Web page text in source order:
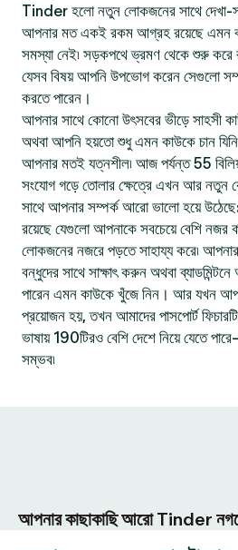
Tinder হলো নতুন লোকজনের সাথে দেখা-
আপনার মত একই রকম আগ্রহ রয়েছে এমন
সমস্যা নেই৷ সড়কপথে ভ্রমণ থেকে শুরু করে
যেসব বিষয় আপনি উপভোগ করেন সেগুলো
করতে পারেন।
আপনার সাথে কোনো উৎসবের ভীড়ে সাহসী
অথবা আপনি হয়তো শুধু এমন কাউকে চান যিনি
আপনার মতই যত্নশীল৷ আজ পর্যন্ত 55
সংযোগ গড়ে তোলার ক্ষেত্রে এখন আর নতুন
সাথে আপনার সম্পর্ক আরো ভালো হয়ে
রয়েছে যেগুলো আপনাকে সবচেয়ে বেশি নজর
লোকজনের নজরে পড়তে সাহায্য করে৷
বন্ধুদের সাথে সাক্ষাৎ করুন অথবা
পারেন এমন কাউকে খুঁজে নিন। আর যখন
প্রয়োজন হয়, তখন আমাদের পাসপোর্ট
ভাষায় 190টিরও বেশি দেশে নিয়ে যেতে
সম্ভব৷
আপনার কাছাকাছি আরো Tinder